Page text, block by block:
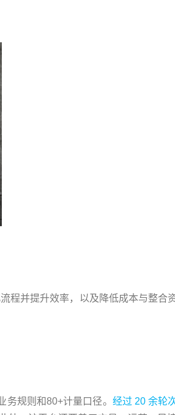
程并提升效率，以及降低成本与整合
规则和80+计量口径。 经过 20 余轮